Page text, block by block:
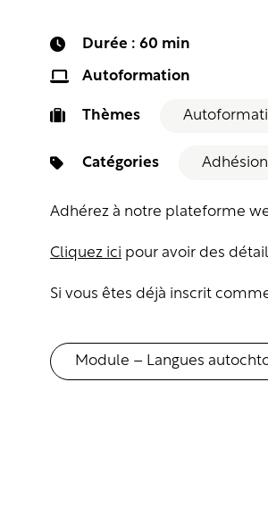
Durée : 60 min
Autoformation
Thèmes
Catégories
Adhérez à notre plateforme
Cliquez ici pour avoir des
Si vous êtes déjà inscrit
Module – Langues